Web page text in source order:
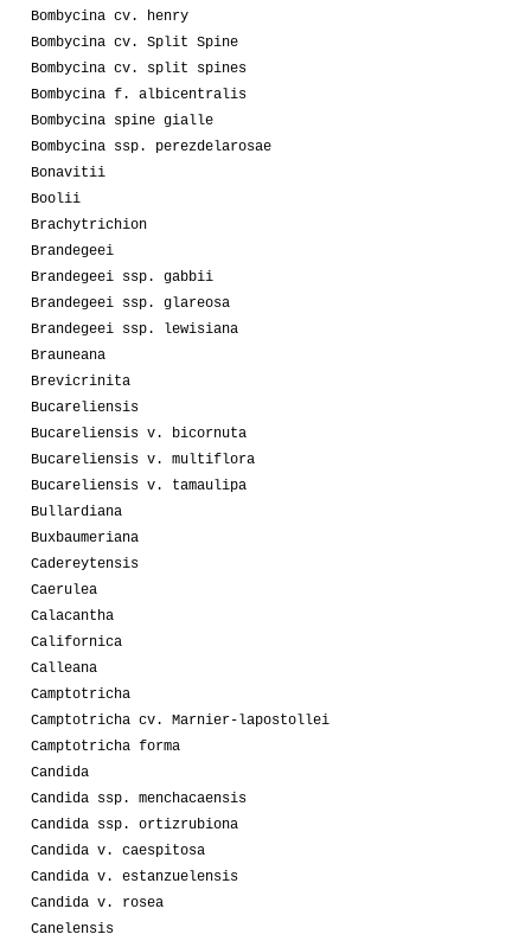
Bombycina cv. henry
Bombycina cv. Split Spine
Bombycina cv. split spines
Bombycina f. albicentralis
Bombycina spine gialle
Bombycina ssp. perezdelarosae
Bonavitii
Boolii
Brachytrichion
Brandegeei
Brandegeei ssp. gabbii
Brandegeei ssp. glareosa
Brandegeei ssp. lewisiana
Brauneana
Brevicrinita
Bucareliensis
Bucareliensis v. bicornuta
Bucareliensis v. multiflora
Bucareliensis v. tamaulipa
Bullardiana
Buxbaumeriana
Cadereytensis
Caerulea
Calacantha
Californica
Calleana
Camptotricha
Camptotricha cv. Marnier-lapostollei
Camptotricha forma
Candida
Candida ssp. menchacaensis
Candida ssp. ortizrubiona
Candida v. caespitosa
Candida v. estanzuelensis
Candida v. rosea
Canelensis